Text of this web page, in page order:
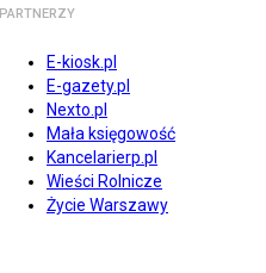
PARTNERZY
E-kiosk.pl
E-gazety.pl
Nexto.pl
Mała księgowość
Kancelarierp.pl
Wieści Rolnicze
Życie Warszawy